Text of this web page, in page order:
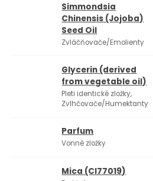
Simmondsia
Chinensis (Jojoba)
Seed Oil
Zvláčňovače/Emolienty
Glycerin (derived
from vegetable oil)
Pleti identické zložky,
Zvlhčovače/Humektanty
Parfum
Vonné zložky
Mica (CI77019)